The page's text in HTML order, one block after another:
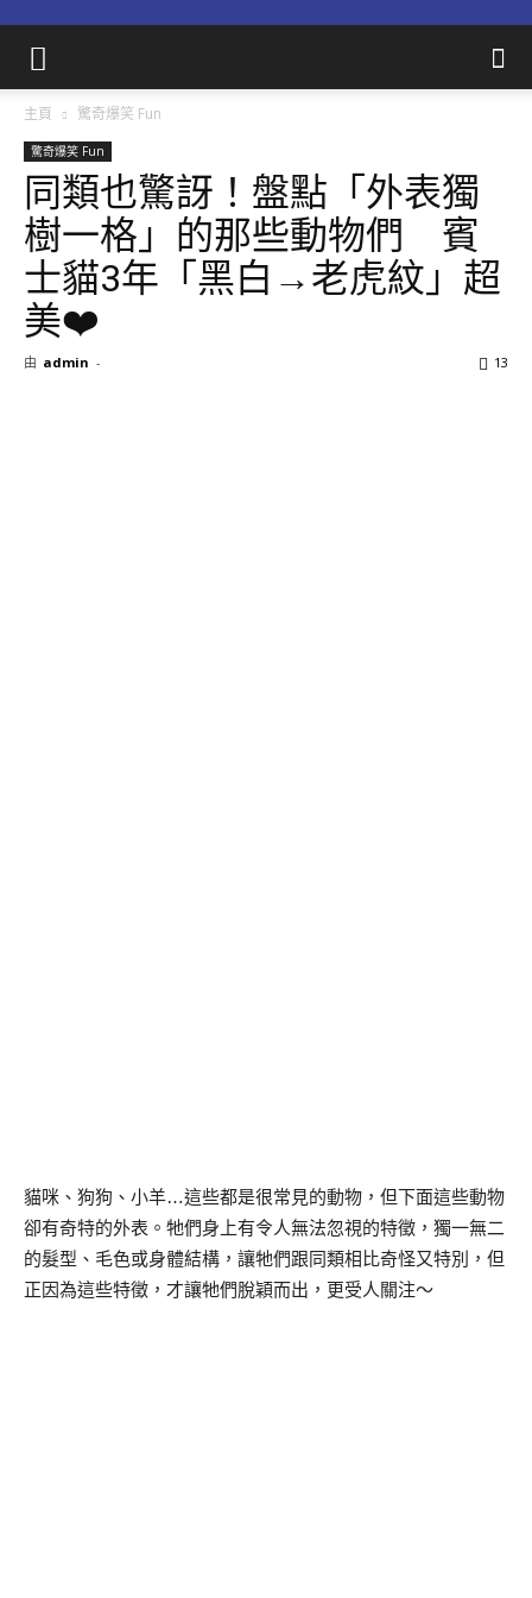
主頁 驚奇爆笑 Fun
驚奇爆笑 Fun
同類也驚訝！盤點「外表獨
樹一格」的那些動物們 賓
士貓3年「黑白→老虎紋」超
美❤️
由 admin - 13
貓咪、狗狗、小羊…這些都是很常見的動物，但下面這些動物
卻有奇特的外表。牠們身上有令人無法忽視的特徵，獨一無二
的髮型、毛色或身體結構，讓牠們跟同類相比奇怪又特別，但
正因為這些特徵，才讓牠們脫穎而出，更受人關注～